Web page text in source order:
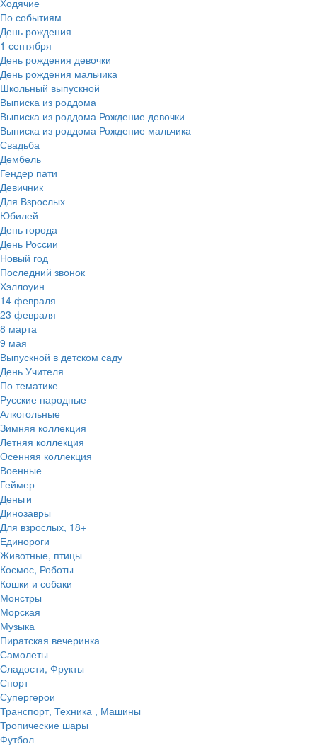
Ходячие
По событиям
День рождения
1 сентября
День рождения девочки
День рождения мальчика
Школьный выпускной
Выписка из роддома
Выписка из роддома Рождение девочки
Выписка из роддома Рождение мальчика
Свадьба
Дембель
Гендер пати
Девичник
Для Взрослых
Юбилей
День города
День России
Новый год
Последний звонок
Хэллоуин
14 февраля
23 февраля
8 марта
9 мая
Выпускной в детском саду
День Учителя
По тематике
Русские народные
Алкогольные
Зимняя коллекция
Летняя коллекция
Осенняя коллекция
Военные
Геймер
Деньги
Динозавры
Для взрослых, 18+
Единороги
Животные, птицы
Космос, Роботы
Кошки и собаки
Монстры
Морская
Музыка
Пиратская вечеринка
Самолеты
Сладости, Фрукты
Спорт
Супергерои
Транспорт, Техника , Машины
Тропические шары
Футбол